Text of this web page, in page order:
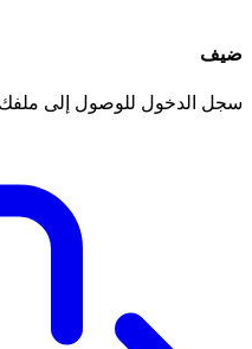
ضيف
سجل الدخول للوصول إلى